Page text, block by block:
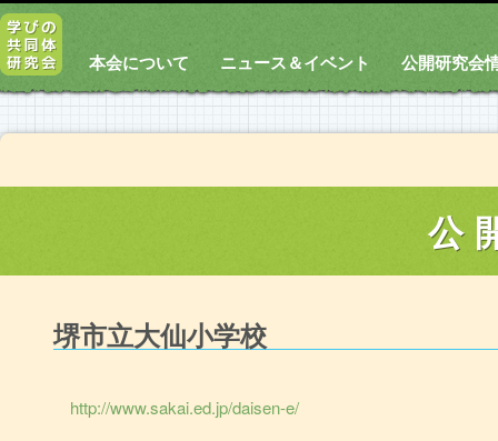
本会について ニュース＆イベント 公開研究会
公
堺市立大仙小学校
http://www.sakai.ed.jp/daisen-e/